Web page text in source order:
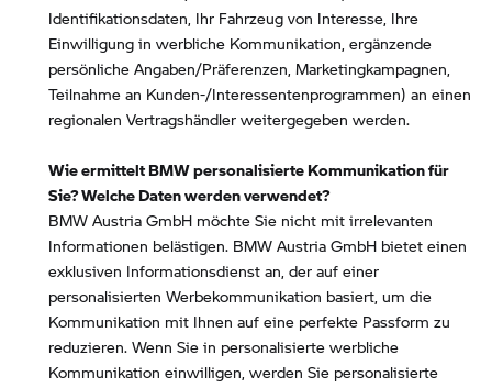
Identifikationsdaten, Ihr Fahrzeug von Interesse, Ihre
Einwilligung in werbliche Kommunikation, ergänzende
persönliche Angaben/Präferenzen, Marketingkampagnen,
Teilnahme an Kunden-/Interessentenprogrammen) an einen
regionalen Vertragshändler weitergegeben werden.
Wie ermittelt BMW personalisierte Kommunikation für
Sie? Welche Daten werden verwendet?
BMW Austria GmbH möchte Sie nicht mit irrelevanten
Informationen belästigen. BMW Austria GmbH bietet einen
exklusiven Informationsdienst an, der auf einer
personalisierten Werbekommunikation basiert, um die
Kommunikation mit Ihnen auf eine perfekte Passform zu
reduzieren. Wenn Sie in personalisierte werbliche
Kommunikation einwilligen, werden Sie personalisierte